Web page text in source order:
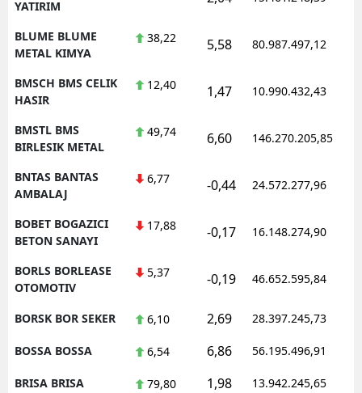
YATIRIM
BLUME BLUME
METAL KIMYA
38,22 5,58 80.987.497,12
BMSCH BMS CELIK
HASIR
12,40 1,47 10.990.432,43
BMSTL BMS
BIRLESIK METAL
49,74 6,60 146.270.205,85
BNTAS BANTAS
AMBALAJ
6,77 -0,44 24.572.277,96
BOBET BOGAZICI
BETON SANAYI
17,88 -0,17 16.148.274,90
BORLS BORLEASE
OTOMOTIV
5,37 -0,19 46.652.595,84
BORSK BOR SEKER 6,10 2,69 28.397.245,73
BOSSA BOSSA 6,54 6,86 56.195.496,91
BRISA BRISA 79,80 1,98 13.942.245,65